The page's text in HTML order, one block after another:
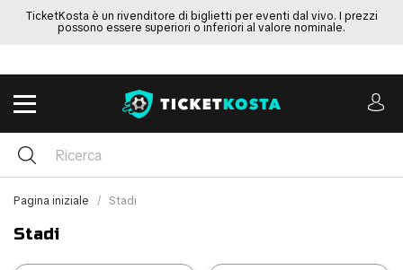
TicketKosta è un rivenditore di biglietti per eventi dal vivo. I prezzi
possono essere superiori o inferiori al valore nominale.
Pagina iniziale Stadi
Stadi